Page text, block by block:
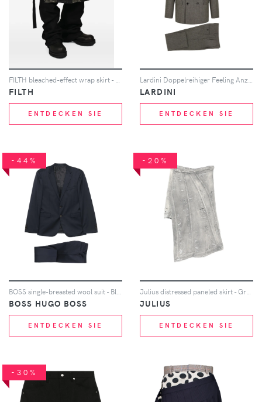
FILTH
ENTDECKEN SIE
LARDINI
ENTDECKEN SIE
-44%
BOSS HUGO BOSS
ENTDECKEN SIE
-20%
JULIUS
ENTDECKEN SIE
-30%